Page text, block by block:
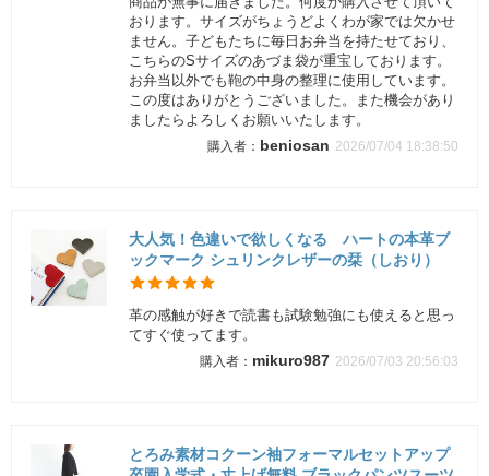
おります。サイズがちょうどよくわが家では欠かせ
ません。子どもたちに毎日お弁当を持たせており、
こちらのSサイズのあづま袋が重宝しております。
お弁当以外でも鞄の中身の整理に使用しています。
この度はありがとうございました。また機会があり
ましたらよろしくお願いいたします。
beniosan 2026/07/04 18:38:50
大人気！色違いで欲しくなる ハートの本革ブ
ックマーク シュリンクレザーの栞（しおり）
革の感触が好きで読書も試験勉強にも使えると思っ
てすぐ使ってます。
mikuro987 2026/07/03 20:56:03
とろみ素材コクーン袖フォーマルセットアップ